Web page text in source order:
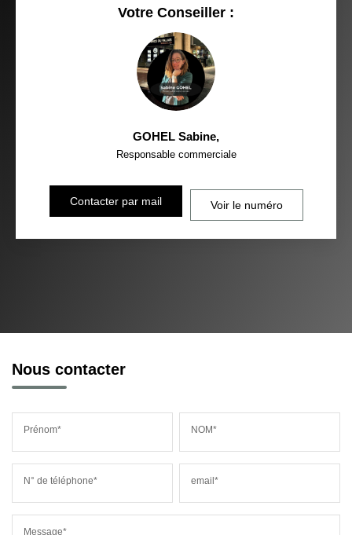
Votre Conseiller :
GOHEL Sabine,
Responsable commerciale
Contacter par mail Voir le numéro
Nous contacter
Prénom* NOM*
N° de téléphone* email*
Message*